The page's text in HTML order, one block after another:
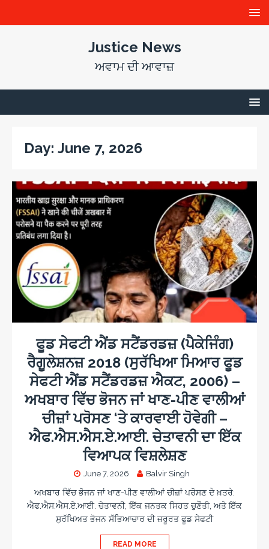
Justice News
ਅਵਾਮ ਦੀ ਆਵਾਜ਼
Day: June 7, 2026
ਫੂਡ ਸੇਫਟੀ ਐਂਡ ਸਟੈਂਡਰਡਜ਼ (ਪੈਕੇਜਿੰਗ)
ਰੈਗੂਲੇਸ਼ਨਜ਼ 2018 (ਸੁਰੱਖਿਆ ਮਿਆਰ ਫੂਡ
ਸੇਫਟੀ ਐਂਡ ਸਟੈਂਡਰਡਜ਼ ਐਕਟ, 2006) –
ਅਖਬਾਰ ਵਿੱਚ ਭੋਜਨ ਜਾਂ ਖਾਣ-ਪੀਣ ਵਾਲੀਆਂ
ਚੀਜ਼ਾਂ ਪਰੋਸਣ ‘ਤੇ ਕਾਰਵਾਈ ਹੋਵੇਗੀ –
ਐਫ.ਐਸ.ਐਸ.ਏ.ਆਈ. ਚੇਤਾਵਨੀ ਦਾ ਇੱਕ
ਵਿਆਪਕ ਵਿਸ਼ਲੇਸ਼ਣ
June 7, 2026 Balvir Singh
ਅਖਬਾਰ ਵਿੱਚ ਭੋਜਨ ਜਾਂ ਖਾਣ-ਪੀਣ ਵਾਲੀਆਂ ਚੀਜ਼ਾਂ ਪਰੋਸਣ ਦੇ ਖ਼ਤਰੇ:
ਐਫ.ਐਸ.ਐਸ.ਏ.ਆਈ. ਚੇਤਾਵਨੀ, ਇੱਕ ਜਨਤਕ ਸਿਹਤ ਚੁਣੌਤੀ, ਅਤੇ ਇੱਕ
ਸੁਰੱਖਿਅਤ ਭੋਜਨ ਸੱਭਿਆਚਾਰ ਦੀ ਜ਼ਰੂਰਤ ਫੂਡ ਸੇਫਟੀ
READ MORE